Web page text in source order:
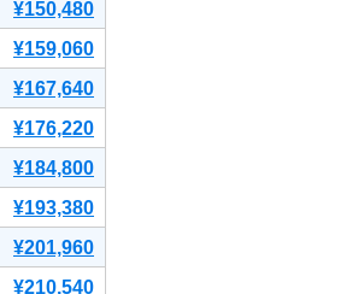
¥150,480
¥159,060
¥167,640
¥176,220
¥184,800
¥193,380
¥201,960
¥210,540